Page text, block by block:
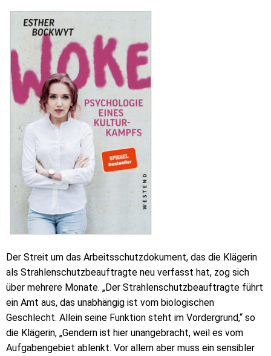
Der Streit um das Arbeitsschutzdokument, das die Klägerin
als Strahlenschutzbeauftragte neu verfasst hat, zog sich
über mehrere Monate. „Der Strahlenschutzbeauftragte führt
ein Amt aus, das unabhängig ist vom biologischen
Geschlecht. Allein seine Funktion steht im Vordergrund,“ so
die Klägerin, „Gendern ist hier unangebracht, weil es vom
Aufgabengebiet ablenkt. Vor allem aber muss ein sensibler